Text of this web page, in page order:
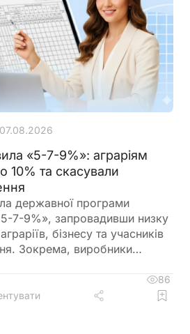
07.08.2026
«5-7-9%»: аграріям
10% та скасували
державної програми
5-7-9%», запровадивши низку
бізнесу та учасників
Зокрема, виробники
для фінансування
за нижчою ставкою, а з 1
86